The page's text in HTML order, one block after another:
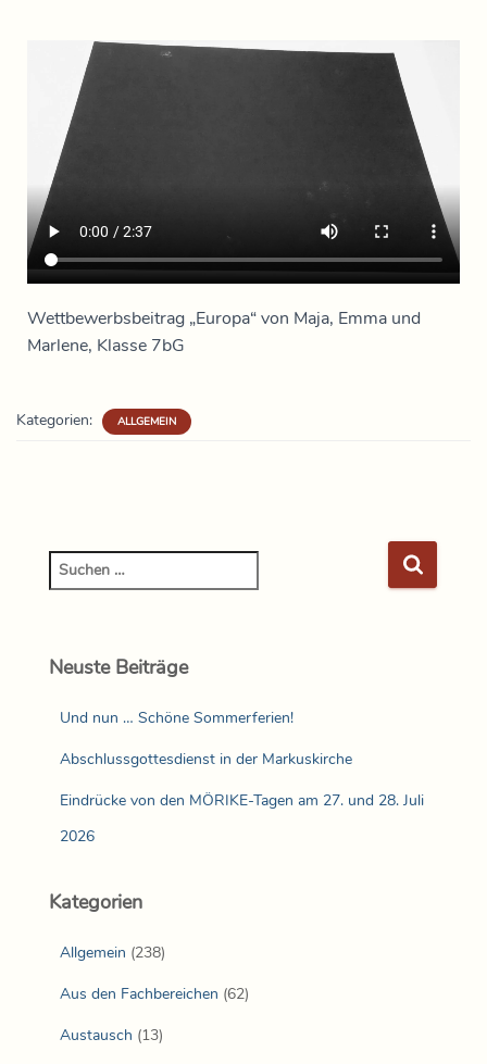
Wettbewerbsbeitrag „Europa“ von Maja, Emma und
Marlene, Klasse 7bG
Kategorien: ALLGEMEIN
Neuste Beiträge
Und nun … Schöne Sommerferien!
Abschlussgottesdienst in der Markuskirche
Eindrücke von den MÖRIKE-Tagen am 27. und 28. Juli
2026
Kategorien
Allgemein (238)
Aus den Fachbereichen (62)
Austausch (13)